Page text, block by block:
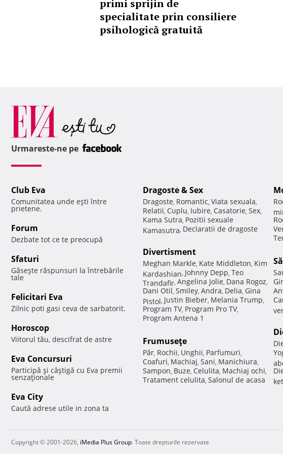
primi sprijin de
specialitate prin consiliere
psihologică gratuită
Urmareste-ne pe
Club Eva
Comunitatea unde eşti între
prietene.
Forum
Dezbate tot ce te preocupă
Sfaturi
Găseşte răspunsuri la întrebările
tale
Felicitari Eva
Zilnic poti gasi ceva de sarbatorit.
Horoscop
Viitorul tău, descifrat de astre
Eva Concursuri
Participă şi câştigă cu Eva premii
senzaţionale
Eva City
Caută adrese utile in zona ta
Dragoste & Sex
Dragoste, Romantic, Viata sexuala,
Relatii, Cuplu, Iubire, Casatorie, Sex,
Kama Sutra, Pozitii sexuale
Kamasutra, Declaratii de dragoste
Divertisment
Meghan Markle, Kate Middleton, Kim
Kardashian, Johnny Depp, Teo
Trandafir, Angelina Jolie, Dana Rogoz,
Dani Otil, Smiley, Andra, Delia, Gina
Pistol, Justin Bieber, Melania Trump,
Program TV, Program Pro TV,
Program Antena 1
Frumuseţe
Păr, Rochii, Unghii, Parfumuri,
Coafuri, Machiaj, Sani, Manichiura,
Sampon, Buze, Celulita, Machiaj ochi,
Tratament celulita, Salonul de acasa
Copyright © 2001-2026, iMedia Plus Group. Toate drepturile rezervate